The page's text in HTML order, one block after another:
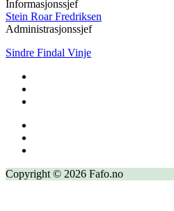
Informasjonssjef
Stein Roar Fredriksen
Administrasjonssjef
Sindre Findal Vinje
Copyright © 2026 Fafo.no